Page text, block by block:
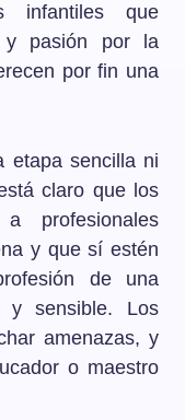
infantiles que
y pasión por la
por fin una
etapa sencilla ni
claro que los
profesionales
y que sí estén
de una
y sensible. Los
amenazas, y
o maestro